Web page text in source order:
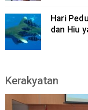
Hari
dan Hiu
Kerakyatan